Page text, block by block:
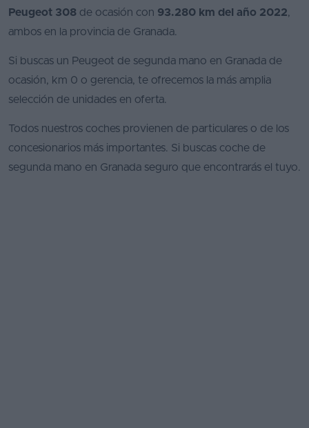
Peugeot 308 de ocasión con 93.280 km del año 2022,
ambos en la provincia de Granada.
Si buscas un Peugeot de segunda mano en Granada de
ocasión, km 0 o gerencia, te ofrecemos la más amplia
selección de unidades en oferta.
Todos nuestros coches provienen de particulares o de los
concesionarios más importantes. Si buscas coche de
segunda mano en Granada seguro que encontrarás el tuyo.